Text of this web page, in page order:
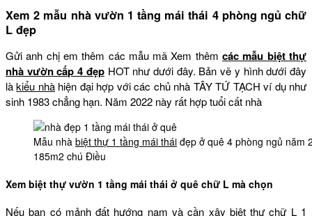
Xem 2 mẫu nhà vườn 1 tầng mái thái 4 phòng ngủ chữ
L đẹp
Gửi anh chị em thêm các mẫu mã Xem thêmcác mẫu biệt thự
nhà vườn cấp 4 đẹpHOT như dưới đây. Bản vẽ y hình dưới đây
làkiểu nhàhiện đại hợp với các chủ nhà TÂY TỨ TẠCH ví dụ như
sinh 1983 chẳng hạn. Năm 2022 này rất hợp tuổi cất nhà
Mẫu nhà biệt thự 1 tầng mái thái đẹp ở quê 4 phòng ngủ năm
185m2 chú Điều
Xem biệt thự vườn 1 tầng mái thái ở quê chữ L mà chọn
Nếu bạn có mảnh đất hướng nam và cần xây biệt thự chữ L 1